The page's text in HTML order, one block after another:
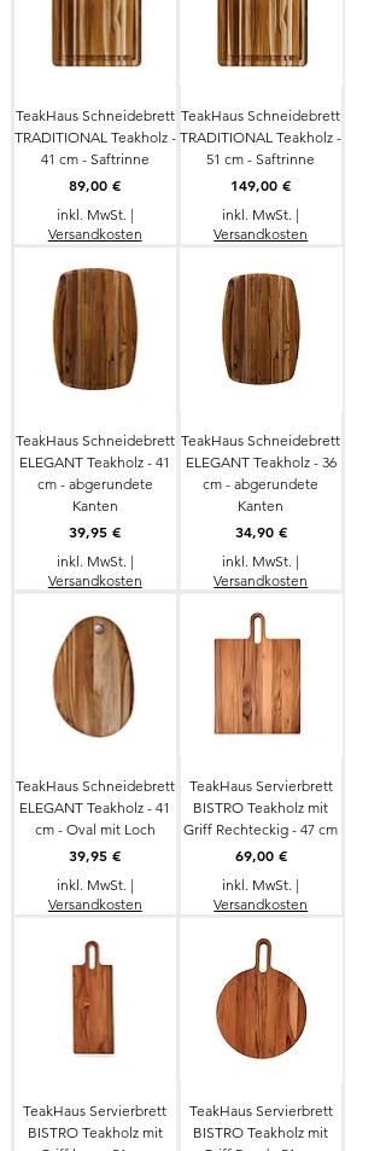
TeakHaus Schneidebrett
TRADITIONAL Teakholz -
41 cm - Saftrinne
Preis
89,00 €
inkl. MwSt. |
Versandkosten
TeakHaus Schneidebrett
TRADITIONAL Teakholz -
51 cm - Saftrinne
Preis
149,00 €
inkl. MwSt. |
Versandkosten
TeakHaus Schneidebrett
ELEGANT Teakholz - 41
cm - abgerundete
Kanten
Preis
39,95 €
inkl. MwSt. |
Versandkosten
TeakHaus Schneidebrett
ELEGANT Teakholz - 36
cm - abgerundete
Kanten
Preis
34,90 €
inkl. MwSt. |
Versandkosten
TeakHaus Schneidebrett
ELEGANT Teakholz - 41
cm - Oval mit Loch
Preis
39,95 €
inkl. MwSt. |
Versandkosten
TeakHaus Servierbrett
BISTRO Teakholz mit
Griff Rechteckig - 47 cm
Preis
69,00 €
inkl. MwSt. |
Versandkosten
TeakHaus Servierbrett
BISTRO Teakholz mit
TeakHaus Servierbrett
BISTRO Teakholz mit